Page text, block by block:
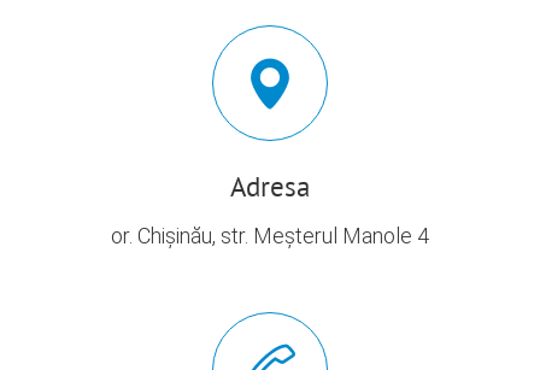
Adresa
or. Chișinău, str. Meșterul Manole 4